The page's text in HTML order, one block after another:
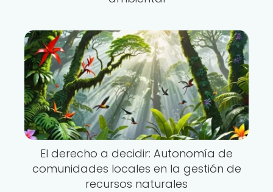
El derecho a decidir: Autonomía de
comunidades locales en la gestión de
recursos naturales